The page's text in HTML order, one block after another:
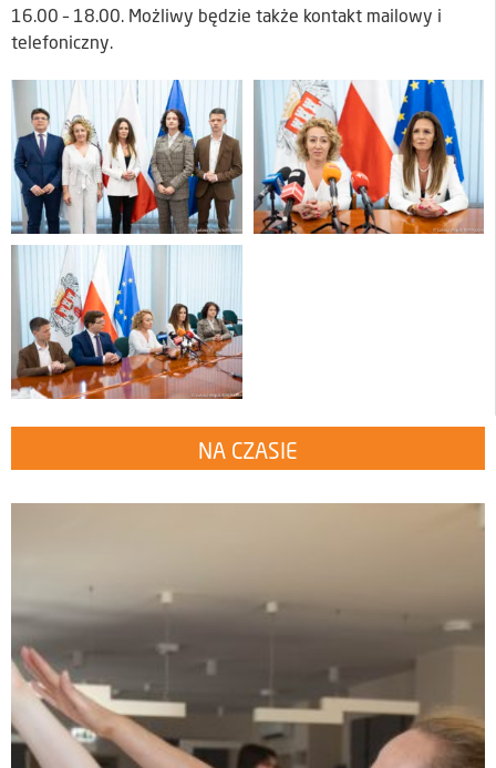
16.00 – 18.00. Możliwy będzie także kontakt mailowy i
telefoniczny.
NA CZASIE